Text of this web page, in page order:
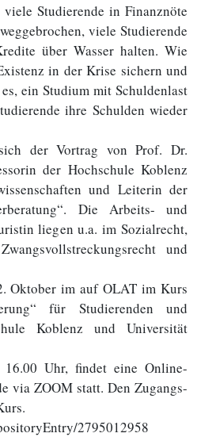
Studierende in Finanznöte
viele Studierende
über Wasser halten. Wie
in der Krise sichern und
ein Studium mit Schuldenlast
ihre Schulden wieder
der Vortrag von Prof. Dr.
der Hochschule Koblenz
und Leiterin der
Die Arbeits- und
liegen u.a. im Sozialrecht,
und
Oktober im auf OLAT im Kurs
für Studierenden und
Koblenz und Universität
Uhr, findet eine Online-
via ZOOM statt. Den Zugangs-
2795012958